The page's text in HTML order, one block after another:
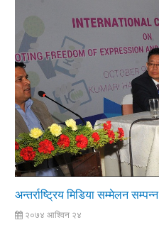
अन्तर्राष्ट्रिय मिडिया सम्मेलन सम्पन्न
२०७४ आश्विन २४